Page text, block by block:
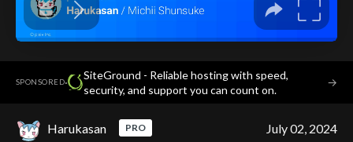
SPONSORED·
SiteGround - Reliable hosting with speed,
security, and support you can count on.
→
Harukasan PRO July 02, 2024